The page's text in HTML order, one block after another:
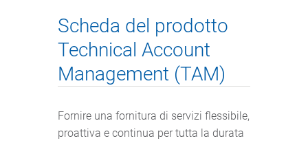
Scheda del prodotto
Technical Account
Management (TAM)
Fornire una fornitura di servizi flessibile,
proattiva e continua per tutta la durata